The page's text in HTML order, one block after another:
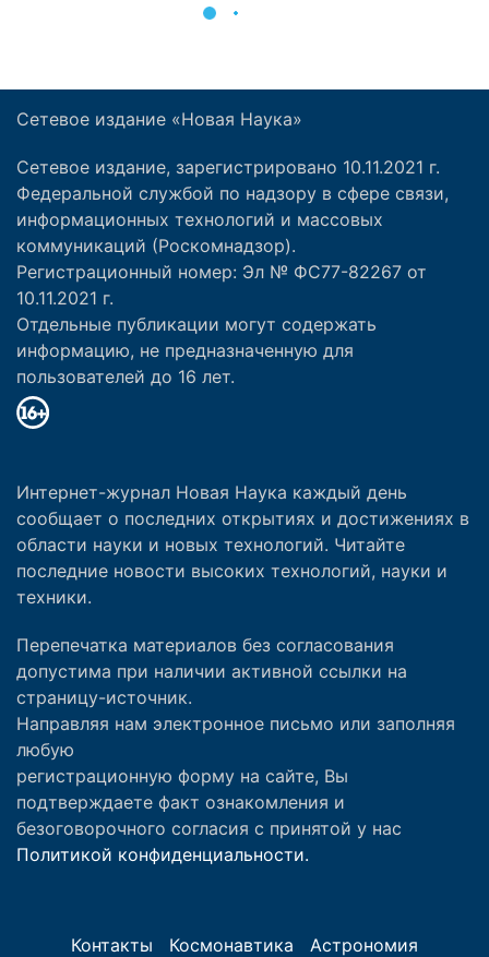
Сетевое издание «Новая Наука»
Сетевое издание, зарегистрировано 10.11.2021 г.
Федеральной службой по надзору в сфере связи,
информационных технологий и массовых
коммуникаций (Роскомнадзор).
Регистрационный номер: Эл № ФС77-82267 от
10.11.2021 г.
Отдельные публикации могут содержать
информацию, не предназначенную для
пользователей до 16 лет.
Интернет-журнал Новая Наука каждый день
сообщает о последних открытиях и достижениях в
области науки и новых технологий. Читайте
последние новости высоких технологий, науки и
техники.
Перепечатка материалов без согласования
допустима при наличии активной ссылки на
страницу-источник.
Направляя нам электронное письмо или заполняя
любую
регистрационную форму на сайте, Вы
подтверждаете факт ознакомления и
безоговорочного согласия с принятой у нас
Политикой конфиденциальности.
Контакты Космонавтика Астрономия